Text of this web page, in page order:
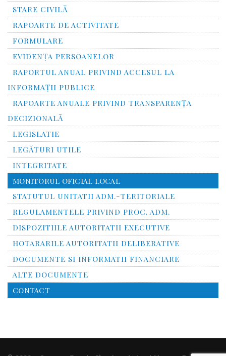
STARE CIVILĂ
RAPOARTE DE ACTIVITATE
FORMULARE
EVIDENȚA PERSOANELOR
RAPORTUL ANUAL PRIVIND ACCESUL LA
INFORMAŢII PUBLICE
RAPOARTE ANUALE PRIVIND TRANSPARENŢA
DECIZIONALĂ
LEGISLATIE
LEGĂTURI UTILE
INTEGRITATE
MONITORUL OFICIAL LOCAL
STATUTUL UNITATII ADM.-TERITORIALE
REGULAMENTELE PRIVIND PROC. ADM.
DISPOZITIILE AUTORITATII EXECUTIVE
HOTARARILE AUTORITATII DELIBERATIVE
DOCUMENTE SI INFORMATII FINANCIARE
ALTE DOCUMENTE
CONTACT